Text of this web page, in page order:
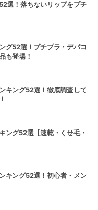
選！落ちないリップをプチ
グ52選！プチプラ・デパコ
も登場！
キング52選！徹底調査して
ング52選【速乾・くせ毛・
キング52選！初心者・メン